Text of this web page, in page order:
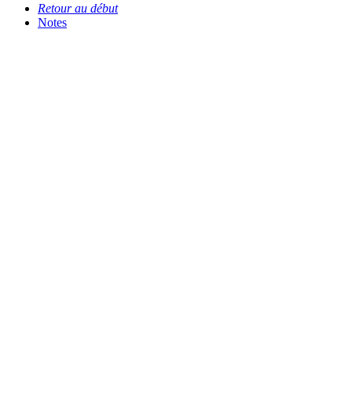
Retour au début
Notes